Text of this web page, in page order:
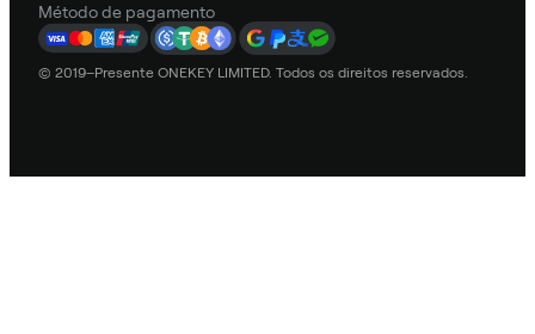
Método de pagamento
© 2019–Presente ONEKEY LIMITED. Todos os direitos reservados.